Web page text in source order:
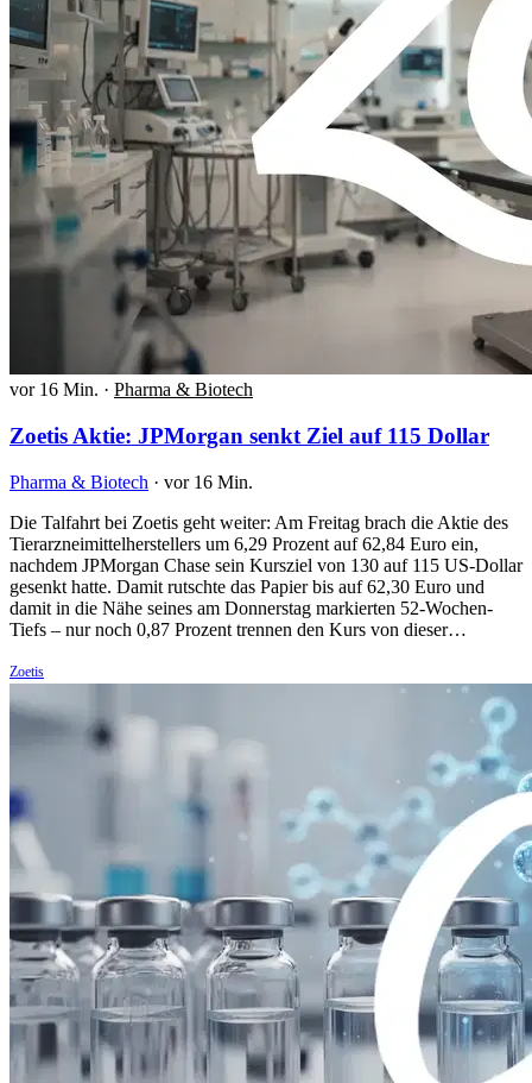
vor 16 Min. · Pharma & Biotech
Zoetis Aktie: JPMorgan senkt Ziel auf 115 Dollar
Pharma & Biotech · vor 16 Min.
Die Talfahrt bei Zoetis geht weiter: Am Freitag brach die Aktie des
Tierarzneimittelherstellers um 6,29 Prozent auf 62,84 Euro ein,
nachdem JPMorgan Chase sein Kursziel von 130 auf 115 US-Dollar
gesenkt hatte. Damit rutschte das Papier bis auf 62,30 Euro und
damit in die Nähe seines am Donnerstag markierten 52-Wochen-
Tiefs – nur noch 0,87 Prozent trennen den Kurs von dieser…
Zoetis